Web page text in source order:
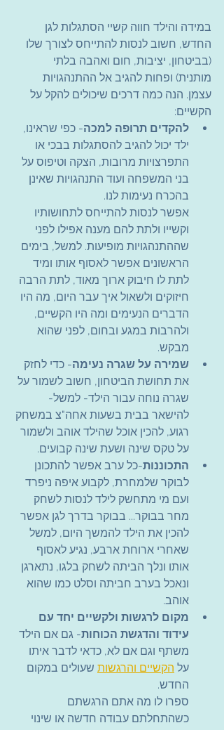
במידה והילד חווה קשיי הסתגלות לגן
החדש, חשוב לנסות להתייחס לצורך שלו
(בביטחון, יציבות, חום ואהבה בלתי
מותנית) ופחות להגיב אל ההתנהגויות
עצמן. הנה כמה דרכים שיכולים להקל על
הקשיים:
להקדים תרופה למכה- כפי שראינו,
ילד יכול להגיב להסתגלות בבכי או
התפרצויות מרובות, הצקה וטיפוס על
בני המשפחה ועוד התנהגויות שאינן
בהכרח נעימות לנו.
אפשר לנסות להתייחס לתחושותיו
וקשייו ולתת להם מענה אפילו לפני
שההתנהגויות מופיעות. למשל, בימים
הראשונים אפשר לאסוף אותו ומיד
לתת לו חיבוק ארוך מאוד, לתת הרבה
חיזוקים ולשאול איך עבר היום, מה היו
הדברים הנעימים ומה היו הקשיים,
ולהרבות במגע ובחום, לפני שהוא
מבקש.
שמירה על שגרה נעימה- כדי לחזק
את תחושת הביטחון, חשוב לשמור על
שגרה נוחה עבור הילד- למשל-
להישאר בבית בשעות אחה"צ במשחק
רגוע, להכין אוכל שהילד אוהב ולשמור
על טקס שינה ושעת שינה קבועים.
התכוננות-כל ערב אפשר להתכונן
לבוקר שלמחרת, לקבוע איפה ניפרד
ועם מי מתחשק לילד לנסות לשחק
מחר בבוקר... בבוקר בדרך לגן אפשר
להכין את הילד להמשך היום, למשל
שאחרי ארוחת ארבע, נגיע לאסוף
אותו ונלך הביתה לשחק בלגו, נתארגן
ונאכל בערב חביתה וסלט כמו שהוא
אוהב.
מקום לרגשות ולקשיים יחד עם
עידוד והדגשת הכוחות- גם אם הילד
משתף וגם אם לא, כדאי לדבר איתו
על הקשיים והרגשות שעולים במקום
החדש.
ספרו לו מה אתם הרגשתם
כשהתחלתם עבודה חדשה או שינוי